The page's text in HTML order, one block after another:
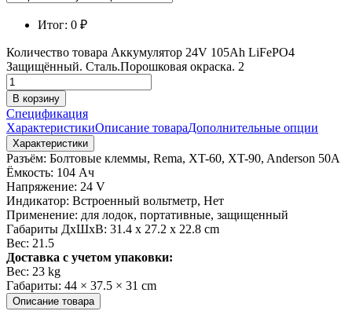
Итог: 0 ₽
Количество товара Аккумулятор 24V 105Ah LiFePO4
Защищённый. Сталь.Порошковая окраска. 2
В корзину
Спецификация
ХарактеристикиОписание товараДополнительные опции
Характеристики
Разъём: Болтовые клеммы, Rema, XT-60, XT-90, Anderson 50A
Ёмкость: 104 Ач
Напряжение: 24 V
Индикатор: Встроенный вольтметр, Нет
Применение: для лодок, портативные, защищенный
Габариты ДхШхВ: 31.4 х 27.2 х 22.8 сm
Вес: 21.5
Доставка с учетом упаковки:
Вес: 23 kg
Габариты: 44 × 37.5 × 31 cm
Описание товара